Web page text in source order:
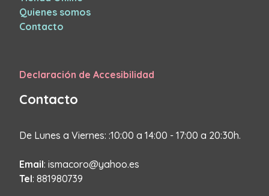
Quienes somos
Contacto
Declaración de Accesibilidad
Contacto
De Lunes a Viernes: :10:00 a 14:00 - 17:00 a 20:30h.
Email: ismacoro@yahoo.es
Tel: 881980739